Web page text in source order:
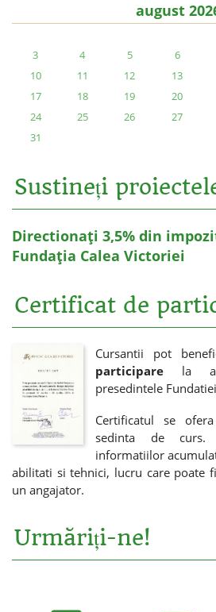
august
3
4 5 6
10
11 12 13
17
18 19 20
24
25 26 27
31
Sustineți
Directionați 3,5% din
Fundația Calea Victoriei
Certificat de
Cursantii pot
participare la
presedintele
Certificatul se
sedinta de curs.
informatiilor
abilitati si tehnici, lucru care poate
un angajator.
Urmăriți-ne!